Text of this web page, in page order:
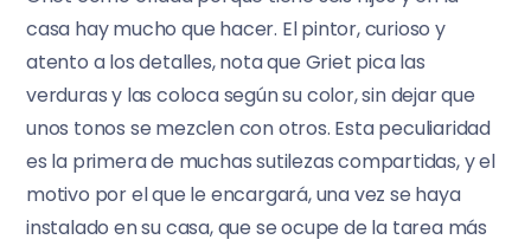
casa hay mucho que hacer. El pintor, curioso y
atento a los detalles, nota que Griet pica las
verduras y las coloca según su color, sin dejar que
unos tonos se mezclen con otros. Esta peculiaridad
es la primera de muchas sutilezas compartidas, y el
motivo por el que le encargará, una vez se haya
instalado en su casa, que se ocupe de la tarea más